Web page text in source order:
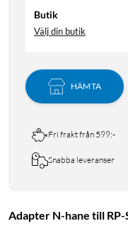
Butik
Välj din butik
HÄMTA
Fri frakt från 599:-
Snabba leveranser
Adapter N-hane till